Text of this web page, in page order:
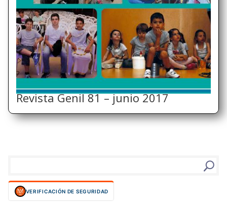
Revista Genil 81 – junio 2017
VERIFICACIÓN DE SEGURIDAD